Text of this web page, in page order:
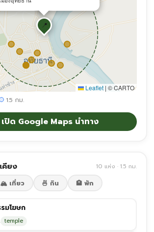
📍
Leaflet | © CARTO
1.5 กม.
เปิด Google Maps นำทาง
คียง 10 แห่ง · 1.5 กม.
🏔️ เที่ยว 🍜 กิน 🏨 พัก
มโฆษก
temple